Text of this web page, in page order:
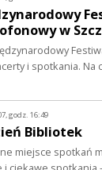
w
i spotkania. Na
godz. 16:49
Bibliotek
miejsce spotkań